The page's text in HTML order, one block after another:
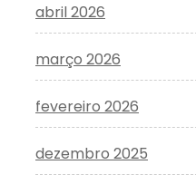
abril 2026
março 2026
fevereiro 2026
dezembro 2025